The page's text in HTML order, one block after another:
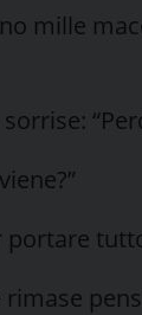
mille
portare
rimase